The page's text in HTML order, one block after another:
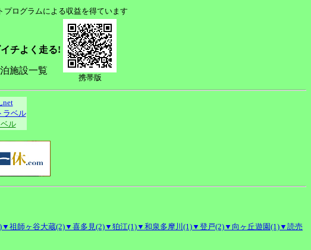
プログラムによる収益を得ています
チよく走る!
施設一覧
携帯版
net
ラベル
ル
▼祖師ヶ谷大蔵(2)▼喜多見(2)▼狛江(1)▼和泉多摩川(1)▼登戸(2)▼向ヶ丘遊園(1)▼読売